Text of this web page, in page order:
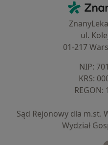
ul.
01-217
NIP:
KRS:
REGON:
Sąd Rejonowy dla m.st.
Wydział